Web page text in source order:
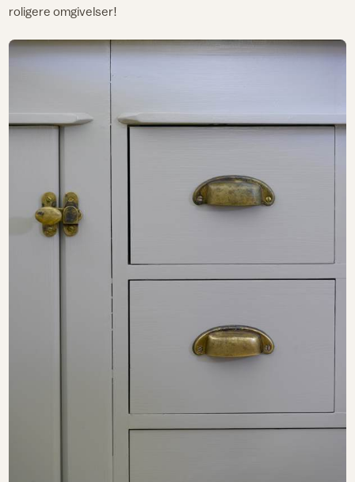
roligere omgivelser!